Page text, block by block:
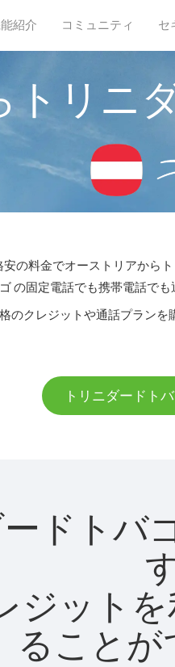
紹介 コミュニティ セ
トリニ
の料金でオーストリアから
の固定電話でも携帯電話で
のクレジットや通話プランを
トリニダードト
ドトバ
ジット
ることが